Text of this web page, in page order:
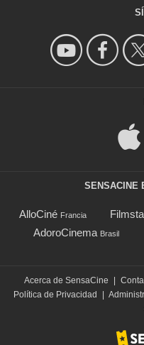
SENSACINE
AlloCiné Francia
AdoroCinema Brasil
Acerca de SensaCine
Política de Privacidad